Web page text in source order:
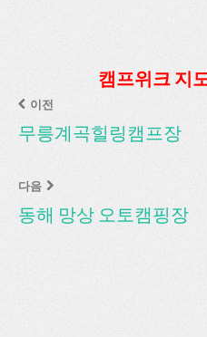
캠프위크 지
이전
무릉계곡힐링캠프장
다음
동해 망상 오토캠핑장